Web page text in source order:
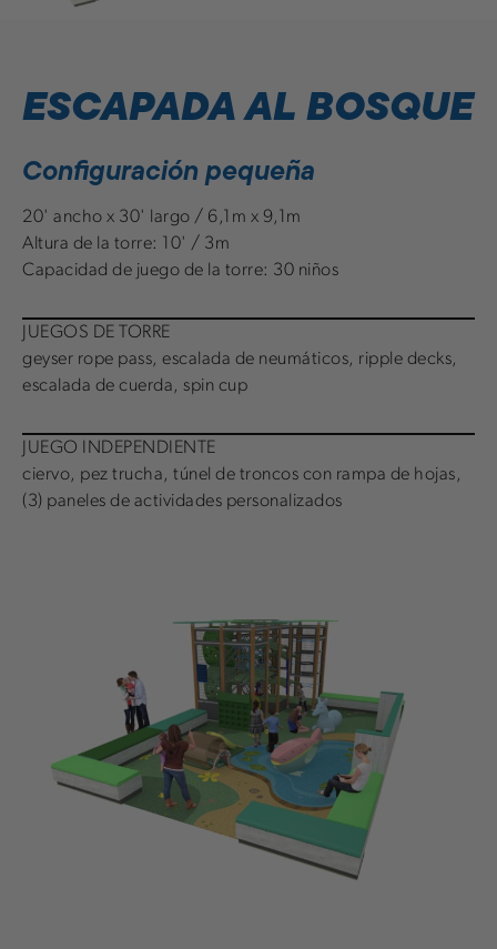
ESCAPADA AL BOSQUE
Configuración pequeña
20' ancho x 30' largo / 6,1m x 9,1m
Altura de la torre: 10' / 3m
Capacidad de juego de la torre: 30 niños
JUEGOS DE TORRE
geyser rope pass, escalada de neumáticos, ripple decks,
escalada de cuerda, spin cup
JUEGO INDEPENDIENTE
ciervo, pez trucha, túnel de troncos con rampa de hojas,
(3) paneles de actividades personalizados